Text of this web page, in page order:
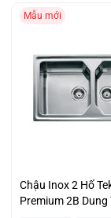
Mẫu mới
Chậu Inox 2 Hố
Premium 2B